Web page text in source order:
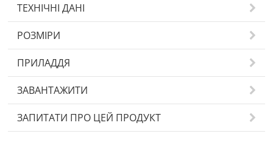
ТЕХНІЧНІ ДАНІ
РОЗМІРИ
ПРИЛАДДЯ
ЗАВАНТАЖИТИ
ЗАПИТАТИ ПРО ЦЕЙ ПРОДУКТ